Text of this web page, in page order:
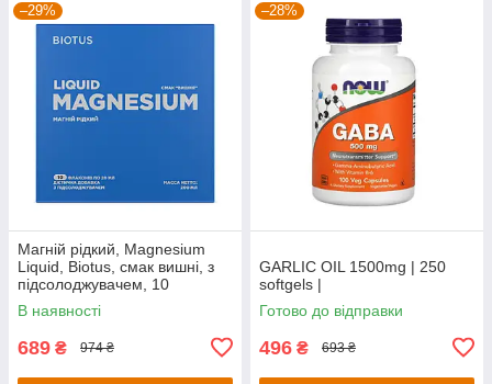
–29%
Магній рідкий, Magnesium
Liquid, Biotus, смак вишні, з
підсолоджувачем, 10
флаконів по 20 мл кожен
В наявності
689 ₴ 974 ₴
–28%
GARLIC OIL 1500mg | 250
softgels |
Готово до відправки
496 ₴ 693 ₴